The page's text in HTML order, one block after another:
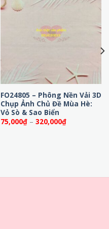
FO24805 – Phông Nền Vải 3D
Chụp Ảnh Chủ Đề Mùa Hè:
Vỏ Sò & Sao Biển
75,000₫ – 320,000₫Khoảng
giá: